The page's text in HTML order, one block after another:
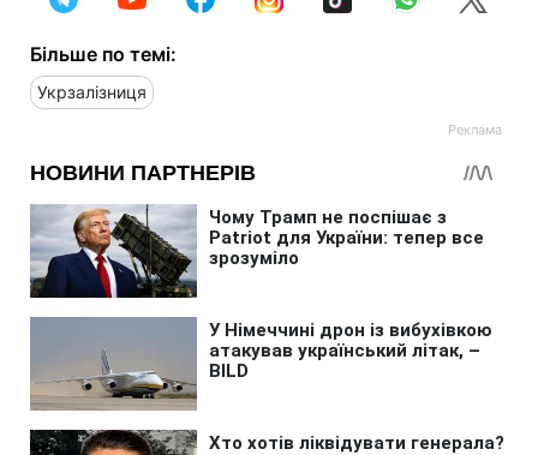
Більше по темі:
Укрзалізниця